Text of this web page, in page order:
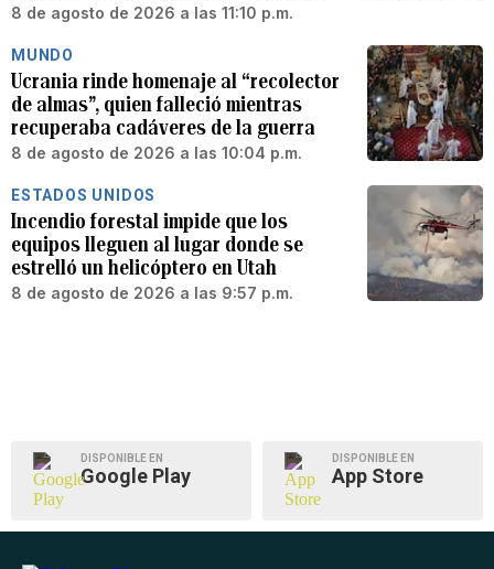
8 de agosto de 2026 a las 11:10 p.m.
MUNDO
Ucrania rinde homenaje al “recolector
de almas”, quien falleció mientras
recuperaba cadáveres de la guerra
8 de agosto de 2026 a las 10:04 p.m.
ESTADOS UNIDOS
Incendio forestal impide que los
equipos lleguen al lugar donde se
estrelló un helicóptero en Utah
8 de agosto de 2026 a las 9:57 p.m.
DISPONIBLE EN
Google Play
DISPONIBLE EN
App Store